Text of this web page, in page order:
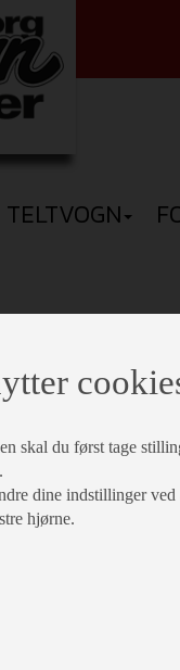
TELTVOGN
skal du først tage
dine indstillinger ved
hjørne.